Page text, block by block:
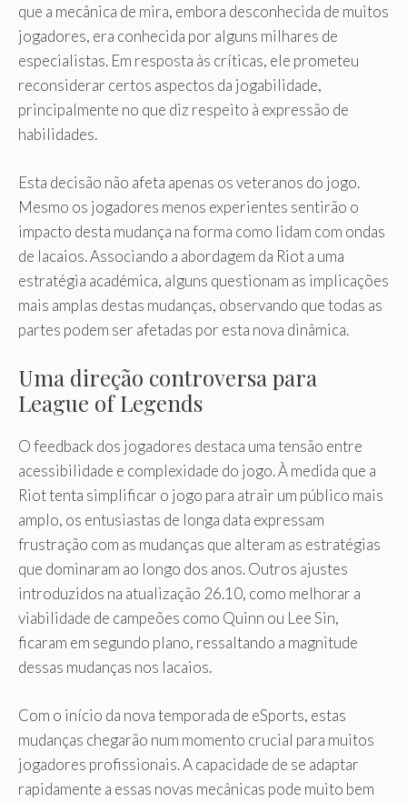
que a mecânica de mira, embora desconhecida de muitos
jogadores, era conhecida por alguns milhares de
especialistas. Em resposta às críticas, ele prometeu
reconsiderar certos aspectos da jogabilidade,
principalmente no que diz respeito à expressão de
habilidades.
Esta decisão não afeta apenas os veteranos do jogo.
Mesmo os jogadores menos experientes sentirão o
impacto desta mudança na forma como lidam com ondas
de lacaios. Associando a abordagem da Riot a uma
estratégia académica, alguns questionam as implicações
mais amplas destas mudanças, observando que todas as
partes podem ser afetadas por esta nova dinâmica.
Uma direção controversa para
League of Legends
O feedback dos jogadores destaca uma tensão entre
acessibilidade e complexidade do jogo. À medida que a
Riot tenta simplificar o jogo para atrair um público mais
amplo, os entusiastas de longa data expressam
frustração com as mudanças que alteram as estratégias
que dominaram ao longo dos anos. Outros ajustes
introduzidos na atualização 26.10, como melhorar a
viabilidade de campeões como Quinn ou Lee Sin,
ficaram em segundo plano, ressaltando a magnitude
dessas mudanças nos lacaios.
Com o início da nova temporada de eSports, estas
mudanças chegarão num momento crucial para muitos
jogadores profissionais. A capacidade de se adaptar
rapidamente a essas novas mecânicas pode muito bem